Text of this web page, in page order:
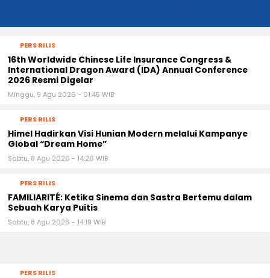
PERS RILIS
16th Worldwide Chinese Life Insurance Congress &
International Dragon Award (IDA) Annual Conference
2026 Resmi Digelar
Minggu, 9 Agu 2026 - 01:45 WIB
PERS RILIS
Himel Hadirkan Visi Hunian Modern melalui Kampanye
Global “Dream Home”
Sabtu, 8 Agu 2026 - 14:26 WIB
PERS RILIS
FAMILIARITÉ: Ketika Sinema dan Sastra Bertemu dalam
Sebuah Karya Puitis
Sabtu, 8 Agu 2026 - 14:19 WIB
PERS RILIS